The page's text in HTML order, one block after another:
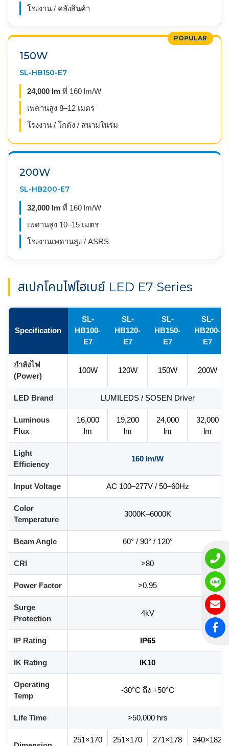
โรงงาน / คลังสินค้า
POPULAR
150W
SL-HB150-E7
24,000 lm ที่ 160 lm/W
เพดานสูง 8–12 เมตร
โรงงาน / โกดัง / สนามในร่ม
200W
SL-HB200-E7
32,000 lm ที่ 160 lm/W
เพดานสูง 10–15 เมตร
โรงงานเพดานสูง / ASRS
สเปกโคมไฟไฮเบย์ LED E7 Series
Specification
SL-
HB100-
E7
SL-
HB120-
E7
SL-
HB150-
E7
SL-
HB200-
E7
กำลังไฟ
(Power)
100W 120W 150W 200W
LED Brand LUMILEDS / SOSEN Driver
Luminous
Flux
16,000
lm
19,200
lm
24,000
lm
32,000
lm
Light
Efficiency
160 lm/W
Input Voltage AC 100–277V / 50–60Hz
Color
Temperature
3000K–6000K
Beam Angle 60° / 90° / 120°
CRI >80
Power Factor >0.95
Surge
Protection
4kV
IP Rating IP65
IK Rating IK10
Operating
Temp
-30°C ถึง +50°C
Life Time >50,000 hrs
251×170 251×170 271×178 340×182